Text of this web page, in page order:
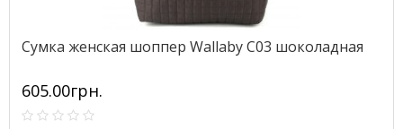
Сумка женская шоппер Wallaby С03 шоколадная
605.00грн.